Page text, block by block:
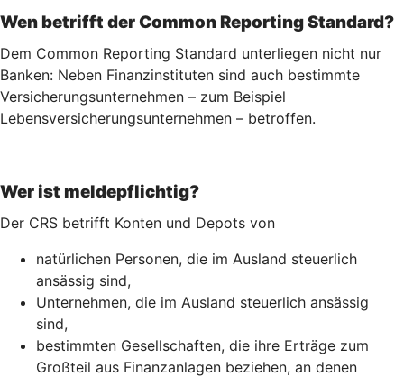
Wen betrifft der Common Reporting Standard?
Dem Common Reporting Standard unterliegen nicht nur
Banken: Neben Finanzinstituten sind auch bestimmte
Versicherungsunternehmen – zum Beispiel
Lebensversicherungs­unternehmen – betroffen.
Wer ist meldepflichtig?
Der CRS betrifft Konten und Depots von
natürlichen Personen, die im Ausland steuerlich
ansässig sind,
Unternehmen, die im Ausland steuerlich ansässig
sind,
bestimmten Gesellschaften, die ihre Erträge zum
Großteil aus Finanzanlagen beziehen, an denen